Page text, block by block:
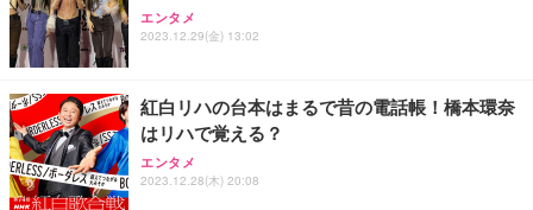
エンタメ
2023.12.29(金) 13:02
紅白リハの台本はまるで昔の電話帳！橋本環奈
はリハで覚える？
エンタメ
2023.12.28(木) 20:08